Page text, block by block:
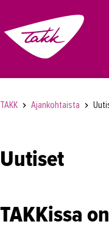
TAKK Ajankohtaista
Uutiset
TAKKissa